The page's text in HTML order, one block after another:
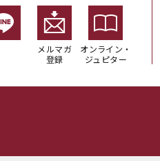
メルマガ
登録
オンライン・
ジュピター